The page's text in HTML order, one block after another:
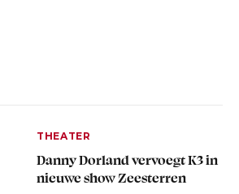
THEATER
Danny Dorland vervoegt K3 in
nieuwe show Zeesterren